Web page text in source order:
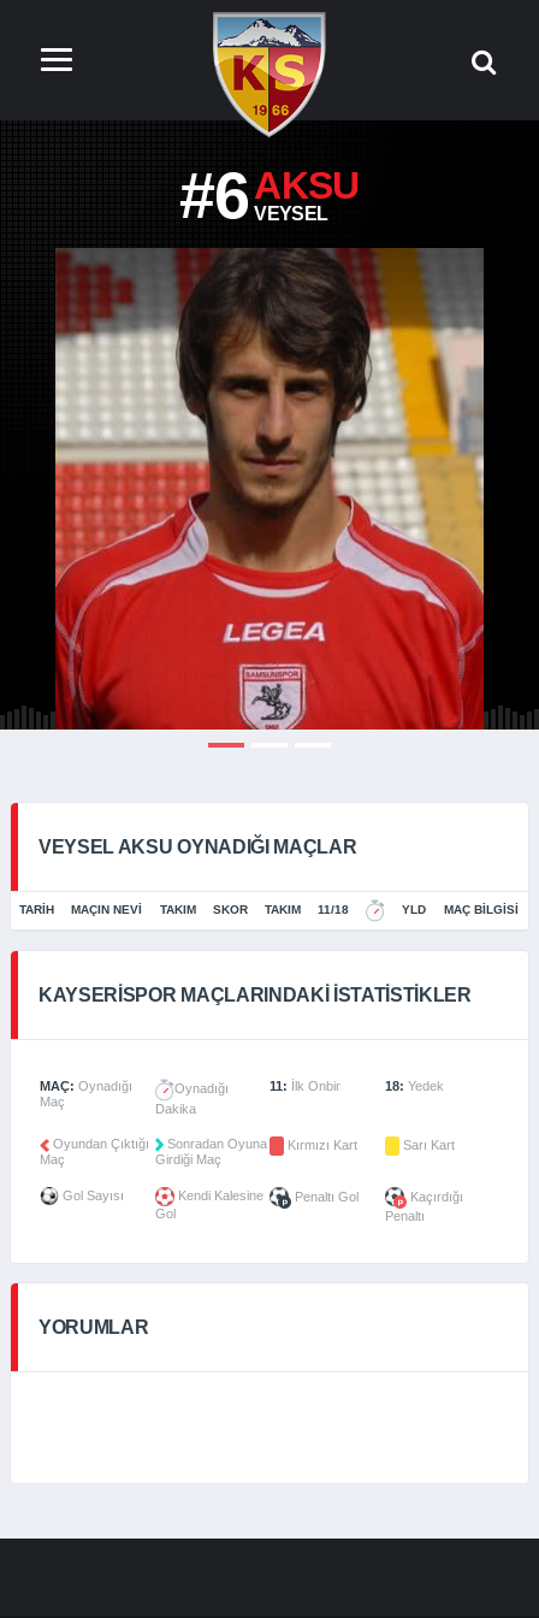
#6AKSU
VEYSEL
VEYSEL AKSU OYNADIĞI MAÇLAR
TARIH MAÇIN NEVI TAKIM SKOR TAKIM 11/18 YLD MAÇ BILGISI
KAYSERISPOR MAÇLARINDAKI İSTATISTIKLER
MAÇ: Oynadığı
Maç
Oynadığı
Dakika
11: İlk Onbir 18: Yedek
Oyundan Çıktığı
Maç
Sonradan Oyuna
Girdiği Maç
Kırmızı Kart Sarı Kart
Gol Sayısı
Kendi Kalesine
Gol
Penaltı Gol
Kaçırdığı
Penaltı
YORUMLAR